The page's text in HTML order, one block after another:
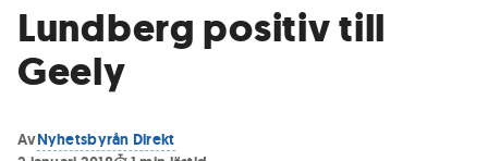
Lundberg positiv till
Geely
AvNyhetsbyrån Direkt